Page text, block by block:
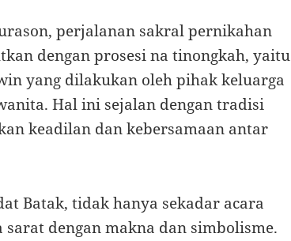
perjalanan sakral pernikahan
dengan prosesi na tinongkah, yaitu
yang dilakukan oleh pihak keluarga
Hal ini sejalan dengan tradisi
keadilan dan kebersamaan antar
Batak, tidak hanya sekadar acara
dengan makna dan simbolisme.